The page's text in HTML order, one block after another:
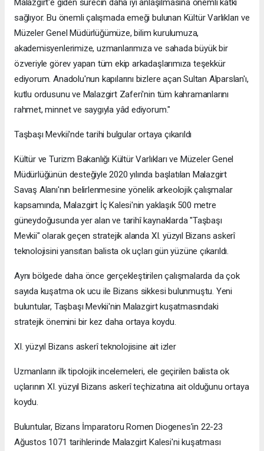
Malazgirt'e giden sürecin daha iyi anlaşılmasına önemli katkı
sağlıyor. Bu önemli çalışmada emeği bulunan Kültür Varlıkları ve
Müzeler Genel Müdürlüğümüze, bilim kurulumuza,
akademisyenlerimize, uzmanlarımıza ve sahada büyük bir
özveriyle görev yapan tüm ekip arkadaşlarımıza teşekkür
ediyorum. Anadolu'nun kapılarını bizlere açan Sultan Alparslan'ı,
kutlu ordusunu ve Malazgirt Zaferi'nin tüm kahramanlarını
rahmet, minnet ve saygıyla yâd ediyorum."
Taşbaşı Mevkii'nde tarihi bulgular ortaya çıkarıldı
Kültür ve Turizm Bakanlığı Kültür Varlıkları ve Müzeler Genel
Müdürlüğünün desteğiyle 2020 yılında başlatılan Malazgirt
Savaş Alanı'nın belirlenmesine yönelik arkeolojik çalışmalar
kapsamında, Malazgirt İç Kalesi'nin yaklaşık 500 metre
güneydoğusunda yer alan ve tarihî kaynaklarda "Taşbaşı
Mevkii" olarak geçen stratejik alanda XI. yüzyıl Bizans askerî
teknolojisini yansıtan balista ok uçları gün yüzüne çıkarıldı.
Aynı bölgede daha önce gerçekleştirilen çalışmalarda da çok
sayıda kuşatma ok ucu ile Bizans sikkesi bulunmuştu. Yeni
buluntular, Taşbaşı Mevkii'nin Malazgirt kuşatmasındaki
stratejik önemini bir kez daha ortaya koydu.
XI. yüzyıl Bizans askerî teknolojisine ait izler
Uzmanların ilk tipolojik incelemeleri, ele geçirilen balista ok
uçlarının XI. yüzyıl Bizans askerî teçhizatına ait olduğunu ortaya
koydu.
Buluntular, Bizans İmparatoru Romen Diogenes'in 22-23
Ağustos 1071 tarihlerinde Malazgirt Kalesi'ni kuşatması